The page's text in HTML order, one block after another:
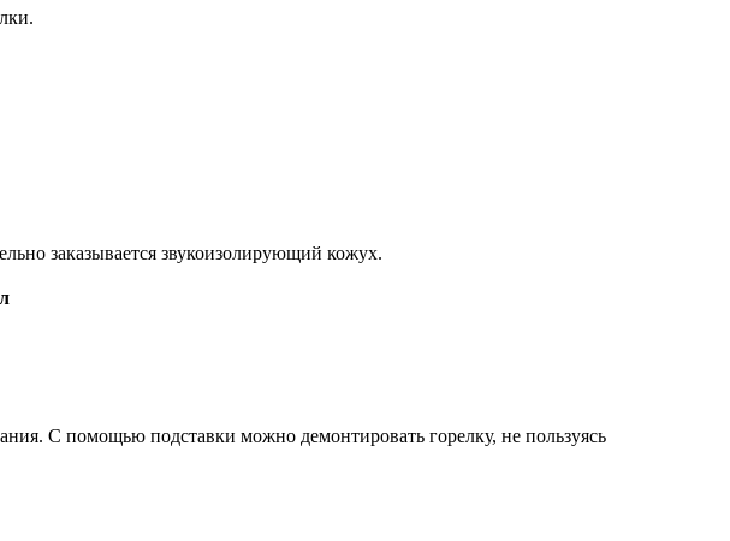
заказывается звукоизолирующий кожух.
С помощью подставки можно демонтировать горелку, не пользуясь